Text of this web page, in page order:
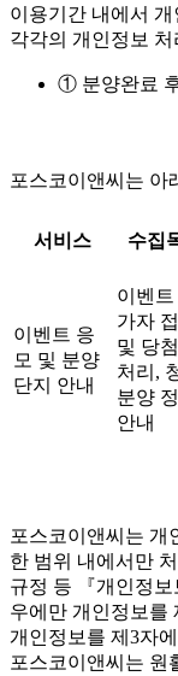
이용기간 내에서
각각의 개인정보
① 분양완료
포스코이앤씨는 아
서비스 수집
이벤트 응
모 및 분양
단지 안내
이벤트
가자
및 당
처리,
분양
안내
포스코이앤씨는 개
한 범위 내에서만
규정 등 『개인정
우에만 개인정보를
개인정보를 제3자
포스코이앤씨는 원